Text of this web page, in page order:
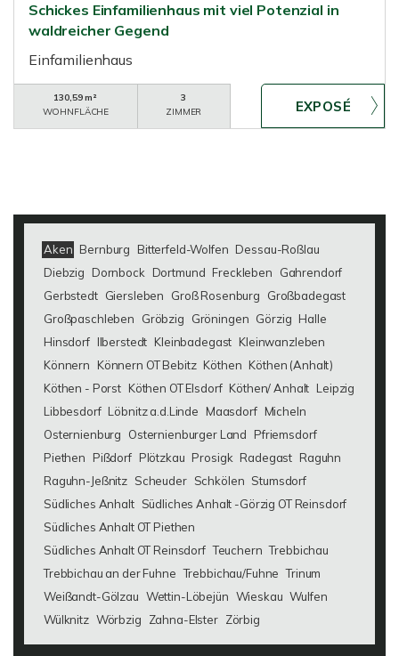
Schickes Einfamilienhaus mit viel Potenzial in
waldreicher Gegend
Einfamilienhaus
130,59 m²
WOHNFLÄCHE
3
ZIMMER
Aken Bernburg Bitterfeld-Wolfen Dessau-Roßlau
Diebzig
Dornbock Dortmund Freckleben
Gahrendorf
Gerbstedt Giersleben Groß Rosenburg
Großbadegast
Großpaschleben
Gröbzig Gröningen Görzig Halle
Hinsdorf Ilberstedt Kleinbadegast Kleinwanzleben
Könnern
Könnern OT Bebitz Köthen Köthen (Anhalt)
Köthen - Porst Köthen OT Elsdorf Köthen/ Anhalt Leipzig
Libbesdorf Löbnitz a.d.Linde Maasdorf Micheln
Osternienburg
Osternienburger Land
Pfriemsdorf
Piethen
Pißdorf Plötzkau Prosigk Radegast Raguhn
Raguhn-Jeßnitz Scheuder Schkölen Stumsdorf
Südliches Anhalt Südliches Anhalt -Görzig OT Reinsdorf
Südliches Anhalt OT Piethen
Südliches Anhalt OT Reinsdorf Teuchern Trebbichau
Trebbichau an der Fuhne Trebbichau/Fuhne Trinum
Weißandt-Gölzau Wettin-Löbejün Wieskau Wulfen
Wülknitz Wörbzig Zahna-Elster Zörbig